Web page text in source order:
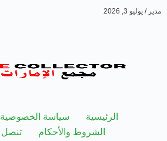
مدير يوليو 3, 2026
الرئيسية سياسة الخصوصية
الشروط والأحكام
تنصل